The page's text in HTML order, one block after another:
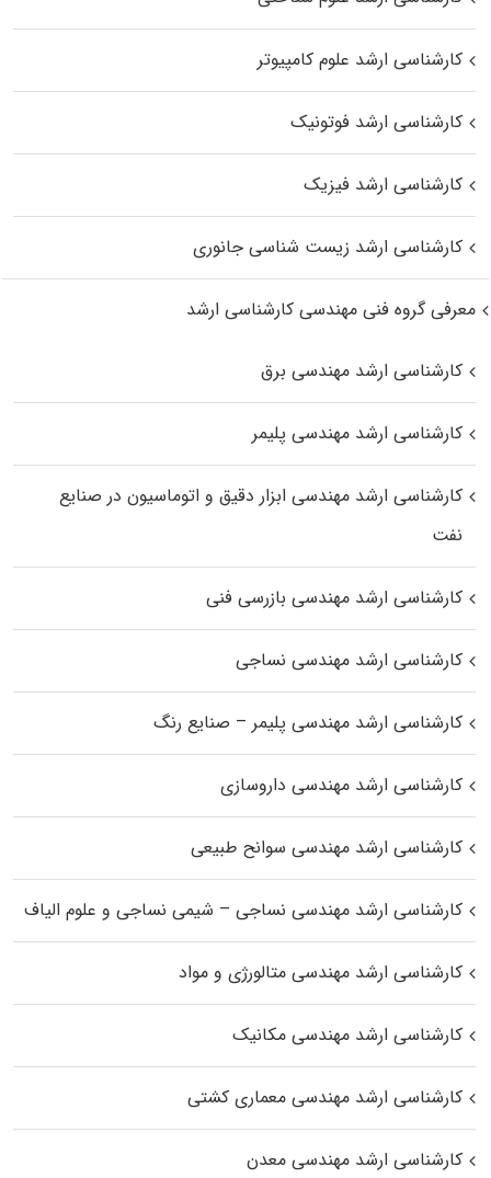
کارشناسی ارشد علوم کامپیوتر
کارشناسی ارشد فوتونیک
کارشناسی ارشد فیزیک
کارشناسی ارشد زیست‌ شناسی جانوری
معرفی گروه فنی مهندسی کارشناسی ارشد
کارشناسی ارشد مهندسی برق
کارشناسی ارشد مهندسی پلیمر
کارشناسی ارشد مهندسی ابزار دقیق و اتوماسیون در صنایع
نفت
کارشناسی ارشد مهندسی بازرسی فنی
کارشناسی ارشد مهندسی نساجی
کارشناسی ارشد مهندسی پلیمر – صنایع رنگ
کارشناسی ارشد مهندسی داروسازی
کارشناسی ارشد مهندسی سوانح طبیعی
کارشناسی ارشد مهندسی نساجی – شیمی نساجی و علوم الیاف
کارشناسی ارشد مهندسی متالورژی و مواد
کارشناسی ارشد مهندسی مکانیک
کارشناسی ارشد مهندسی معماری کشتی
کارشناسی ارشد مهندسی معدن